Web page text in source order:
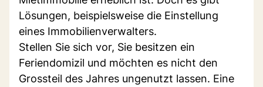
Lösungen, beispielsweise die Einstellung
eines Immobilienverwalters.
Stellen Sie sich vor, Sie besitzen ein
Feriendomizil und möchten es nicht den
Grossteil des Jahres ungenutzt lassen. Eine